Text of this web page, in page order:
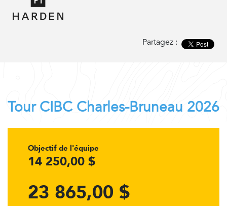
Partagez :
Tour CIBC Charles-Bruneau 2026
Objectif de l'équipe
14 250,00 $
23 865,00 $